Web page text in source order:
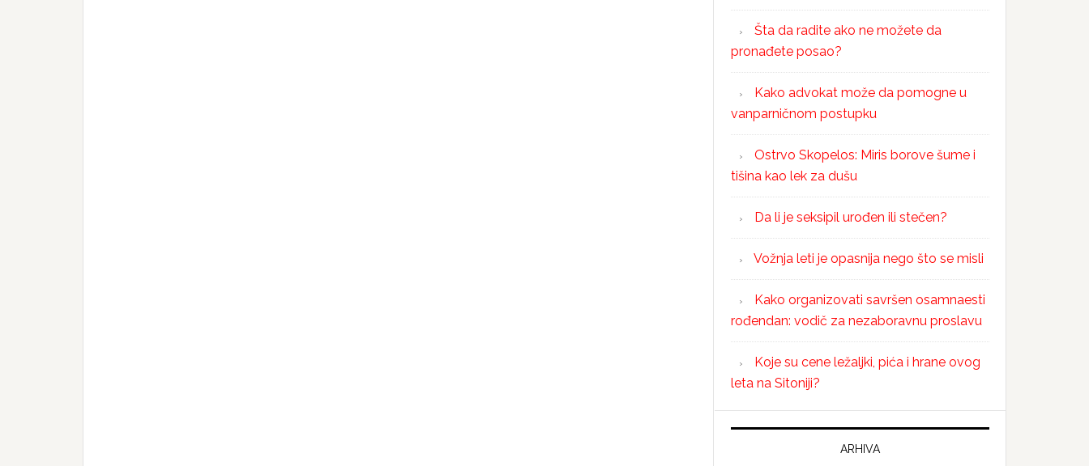
Šta da radite ako ne možete da
pronađete posao?
Kako advokat može da pomogne u
vanparničnom postupku
Ostrvo Skopelos: Miris borove šume i
tišina kao lek za dušu
Da li je seksipil urođen ili stečen?
Vožnja leti je opasnija nego što se misli
Kako organizovati savršen osamnaesti
rođendan: vodič za nezaboravnu proslavu
Koje su cene ležaljki, pića i hrane ovog
leta na Sitoniji?
ARHIVA